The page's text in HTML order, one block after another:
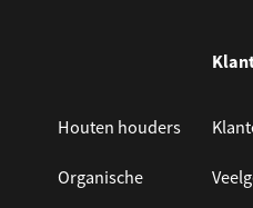
Houten houders
Organische